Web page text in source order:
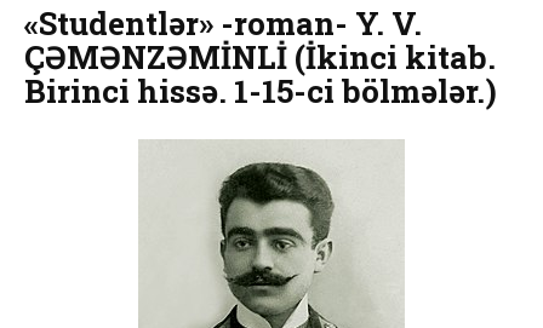
«Studentlər» -roman- Y. V.
ÇƏMƏNZƏMİNLİ (İkinci kitab.
Birinci hissə. 1-15-ci bölmələr.)